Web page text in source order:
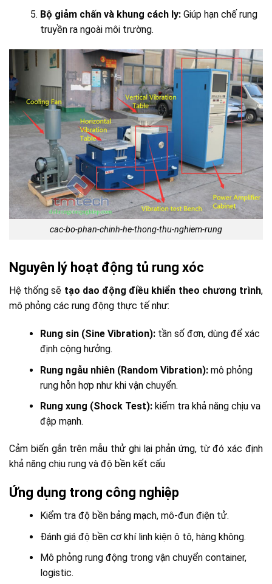
Bộ giảm chấn và khung cách ly:Giúp hạn chế rung
truyền ra ngoài môi trường.
cac-bo-phan-chinh-he-thong-thu-nghiem-rung
Nguyên lý hoạt động tủ rung xóc
Hệ thống sẽ tạo dao động điều khiển theo chương trình,
mô phỏng các rung động thực tế như:
Rung sin (Sine Vibration):tần số đơn, dùng để xác
định cộng hưởng.
Rung ngẫu nhiên (Random Vibration):mô phỏng
rung hỗn hợp như khi vận chuyển.
Rung xung (Shock Test):kiểm tra khả năng chịu va
đập mạnh.
Cảm biến gắn trên mẫu thử ghi lại phản ứng, từ đó xác định
khả năng chịu rung và độ bền kết cấu
Ứng dụng trong công nghiệp
Kiểm tra độ bền bảng mạch, mô-đun điện tử.
Đánh giá độ bền cơ khí linh kiện ô tô, hàng không.
Mô phỏng rung động trong vận chuyển container,
logistic.